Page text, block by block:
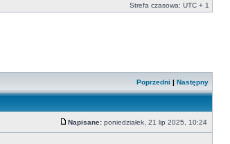
Strefa czasowa: UTC + 1
Poprzedni | Następny
Napisane: poniedziałek, 21 lip 2025, 10:24